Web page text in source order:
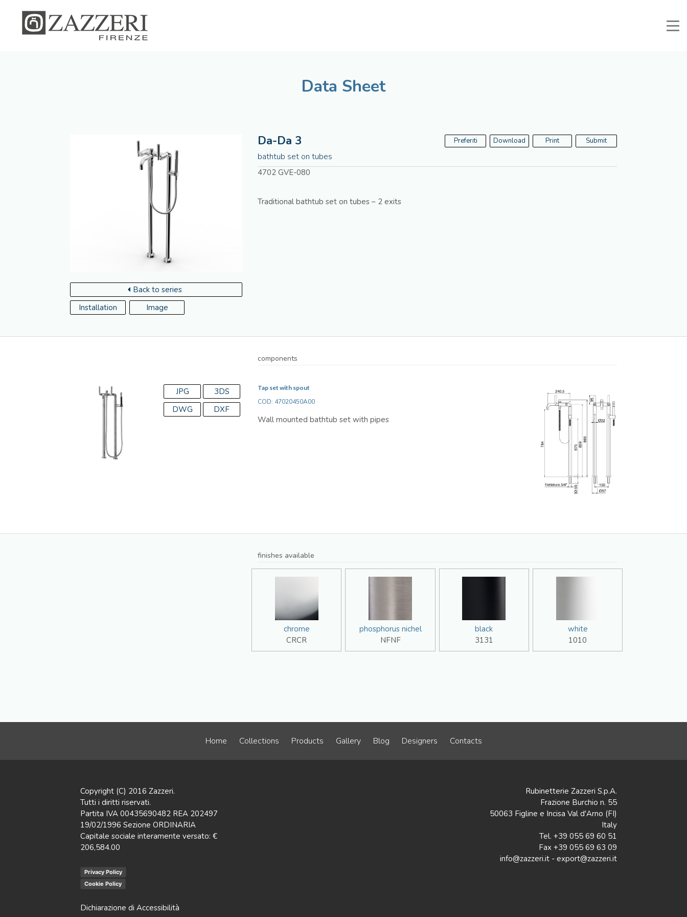
Data Sheet
Back to series
Installation
Image
Da-Da 3 Preferiti Download Print Submit
bathtub set on tubes
4702 GVE-080
Traditional bathtub set on tubes – 2 exits
components
JPG
3DS
DWG
DXF
Tap set with spout
COD: 47020450A00
Wall mounted bathtub set with pipes
finishes available
chrome
CRCR
phosphorus nichel
NFNF
black
3131
white
1010
Home Collections Products Gallery Blog Designers Contacts
Copyright (C) 2016 Zazzeri.
Tutti i diritti riservati.
Partita IVA 00435690482 REA 202497
19/02/1996 Sezione ORDINARIA
Capitale sociale interamente versato: €
206,584.00
Privacy Policy
Cookie Policy
Dichiarazione di Accessibilità
Rubinetterie Zazzeri S.p.A.
Frazione Burchio n. 55
50063 Figline e Incisa Val d'Arno (FI)
Italy
Tel. +39 055 69 60 51
Fax +39 055 69 63 09
info@zazzeri.it - export@zazzeri.it